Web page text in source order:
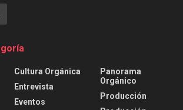
Cultura Orgánica
Entrevista
Eventos
Panorama
Orgánico
Producción